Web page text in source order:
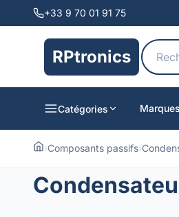
+33 9 70 01 91 75
RPtronics
Catégories Marques
›Composants passifs›